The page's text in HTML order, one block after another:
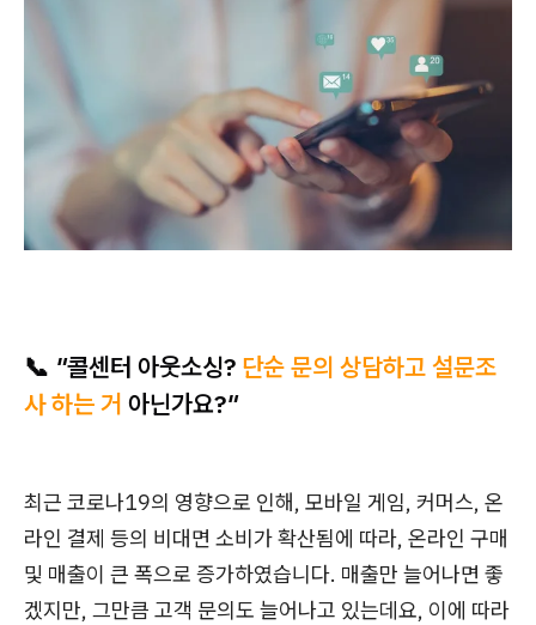
📞 "콜센터 아웃소싱? 단순 문의 상담하고 설문조
사 하는 거 아닌가요?"
최근 코로나19의 영향으로 인해, 모바일 게임, 커머스, 온
라인 결제 등의 비대면 소비가 확산됨에 따라, 온라인 구매
및 매출이 큰 폭으로 증가하였습니다. 매출만 늘어나면 좋
겠지만, 그만큼 고객 문의도 늘어나고 있는데요, 이에 따라